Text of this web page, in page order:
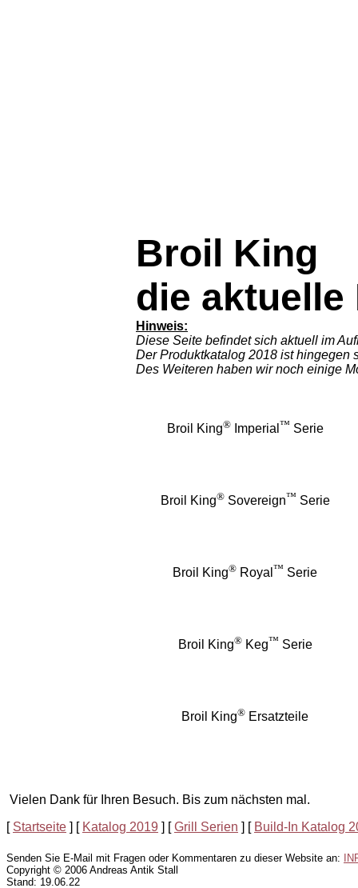
Broil King
die aktuelle
Hinweis:
Diese Seite befindet sich aktuell im
Der Produktkatalog 2018 ist hingegen
Des Weiteren haben wir noch einige
Broil King®Imperial ™ Serie
Broil King®Sovereign™ Serie
Broil King® Royal ™ Serie
Broil King®Keg™ Serie
Broil King® Ersatzteile
Vielen Dank für Ihren Besuch. Bis zum nächsten mal.
[ Startseite ] [ Katalog 2019 ] [Grill Serien ] [ Build-In Katalog
Senden Sie E-Mail mit Fragen oder Kommentaren zu dieser Website an:
Copyright © 2006 Andreas Antik Stall
Stand: 19.06.22